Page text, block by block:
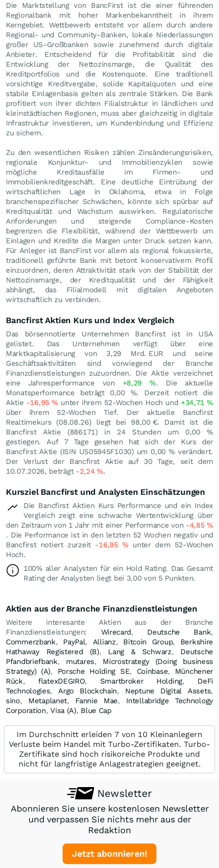
Die Marktstellung von BancFirst ist die einer führenden
Regionalbank mit hoher Markenbekanntheit in ihrem
Kerngebiet. Wettbewerb entsteht vor allem durch andere
Regional- und Community-Banken, lokale Niederlassungen
großer US-Großbanken sowie zunehmend durch digitale
Anbieter. Entscheidend für die Profitabilität sind die
Entwicklung der Nettozinsmarge, die Qualität des
Kreditportfolios und die Kostenquote. Eine traditionell
vorsichtige Kreditvergabe, solide Kapitalquoten und eine
stabile Einlagenbasis gelten als zentrale Stärken. Die Bank
profitiert von ihrer dichten Filialstruktur in ländlichen und
kleinstädtischen Regionen, muss aber gleichzeitig in digitale
Infrastruktur investieren, um Kundenbindung und Effizienz
zu sichern.
Zu den wesentlichen Risiken zählen Zinsänderungsrisiken,
regionale Konjunktur- und Immobilienzyklen sowie
mögliche Kreditausfälle im Firmen- und
Immobilienkreditgeschäft. Eine deutliche Eintrübung der
wirtschaftlichen Lage in Oklahoma, etwa in Folge
branchenspezifischer Schwächen, könnte sich spürbar auf
Kreditqualität und Wachstum auswirken. Regulatorische
Anforderungen und steigende Compliance-Kosten
begrenzen die Flexibilität, während der Wettbewerb um
Einlagen und Kredite die Margen unter Druck setzen kann.
Für Anleger ist BancFirst vor allem als regional fokussierte,
traditionell geführte Bank mit betont konservativem Profil
einzuordnen, deren Attraktivität stark von der Stabilität der
Nettozinsmarge, der Kreditqualität und der Fähigkeit
abhängt, das Filialmodell mit digitalen Angeboten
wirtschaftlich zu verbinden.
Bancfirst Aktien Kurs und Index Vergleich
Das börsennotierte Unternehmen Bancfirst ist in USA
gelistet. Das Unternehmen verfügt über eine
Marktkapitalisierung von 3,29 Mrd. EUR und seine
Geschäftsaktivitäten sind vorwiegend der Branche
Finanzdienstleistungen zuzuordnen. Die Aktie verzeichnet
eine Jahresperformance von +8,29%. Die aktuelle
Monatsperformance beträgt 0,00 %. Derzeit notiert die
Aktie -16,95%unter ihrem 52-Wochen Hoch und +34,71%
über ihrem 52-Wochen Tief. Der aktuelle Bancfirst
Realtimekurs (08.08.26) liegt bei 98,00 €. Damit ist die
Bancfirst Aktie (886171) in 24 Stunden um 0,00%
gestiegen. Auf 7 Tage gesehen hat sich der Kurs der
Bancfirst Aktie (ISIN US05945F1030) um 0,00%verändert.
Der Verlust der Bancfirst Aktie auf 30 Tage, seit dem
10.07.2026, beträgt -2,24%.
Kursziel Bancfirst und Analysten Einschätzungen
Die Bancfirst Aktien Kurs Performance und ein Index
Vergleich zeigt eine schwache Wertentwicklung über
den Zeitraum von 1 Jahr mit einer Performance von -4,85%
. Die Performance ist in den letzten 52 Wochen negativ und
Bancfirst notiert zurzeit -16,95%unter dem 52-Wochen
Hoch.
100% aller Analysten für ein Hold Rating. Das Gesamt
Rating der Analysten liegt bei 3,00 von 5 Punkten.
Aktien aus der Branche Finanzdienstleistungen
Weitere interesante Aktien aus der Branche
Finanzdienstleistungen: Wirecard, Deutsche Bank,
Commerzbank, PayPal, Allianz, Bitcoin Group, Berkshire
Hathaway Registered (B), Lang & Schwarz, Deutsche
Pfandbriefbank, mutares, Microstrategy (Doing business
Strategy) (A), Porsche Holding SE, Coinbase, Münchener
Rück,flatexDEGIRO, Smartbroker Holding, DeFi
Technologies,Argo Blockchain, Neptune Digital Assets,
sino, Metaplanet, Fannie Mae, Intellabridge Technology
Corporation,Visa (A), Blue Cap
Im Durchschnitt erleiden 7 von 10 Kleinanlegern
Verluste beim Handel mit Turbo-Zertifikaten. Turbo-
Zertifikate sind hoch risikoreiche Produkte und
nicht für langfristige Anlagestrategien geeignet.
Newsletter
Abonnieren Sie unsere kostenlosen Newsletter
und verpassen Sie nichts mehr aus der
Redaktion
Jetzt abonnieren!